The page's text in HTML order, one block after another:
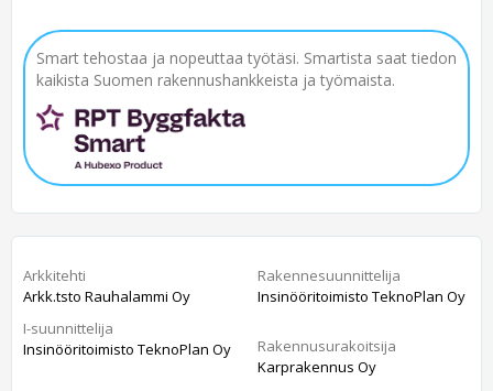
Smart tehostaa ja nopeuttaa työtäsi. Smartista saat tiedon
kaikista Suomen rakennushankkeista ja työmaista.
Arkkitehti
Arkk.tsto Rauhalammi Oy
I-suunnittelija
Insinööritoimisto TeknoPlan Oy
Rakennesuunnittelija
Insinööritoimisto TeknoPlan Oy
Rakennusurakoitsija
Karprakennus Oy